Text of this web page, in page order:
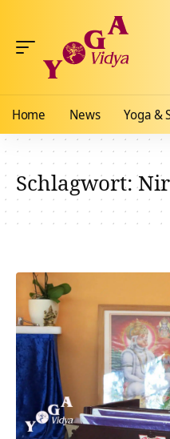
Home News Yoga &
Schlagwort: